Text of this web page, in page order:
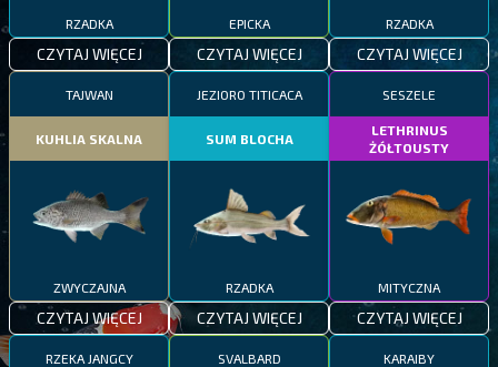
RZADKA
CZYTAJ WIĘCEJ
EPICKA
CZYTAJ WIĘCEJ
RZADKA
CZYTAJ WIĘCEJ
TAJWAN
KUHLIA SKALNA
ZWYCZAJNA
CZYTAJ WIĘCEJ
JEZIORO TITICACA
SUM BLOCHA
RZADKA
CZYTAJ WIĘCEJ
SESZELE
LETHRINUS
ŻÓŁTOUSTY
MITYCZNA
CZYTAJ WIĘCEJ
RZEKA JANGCY SVALBARD KARAIBY